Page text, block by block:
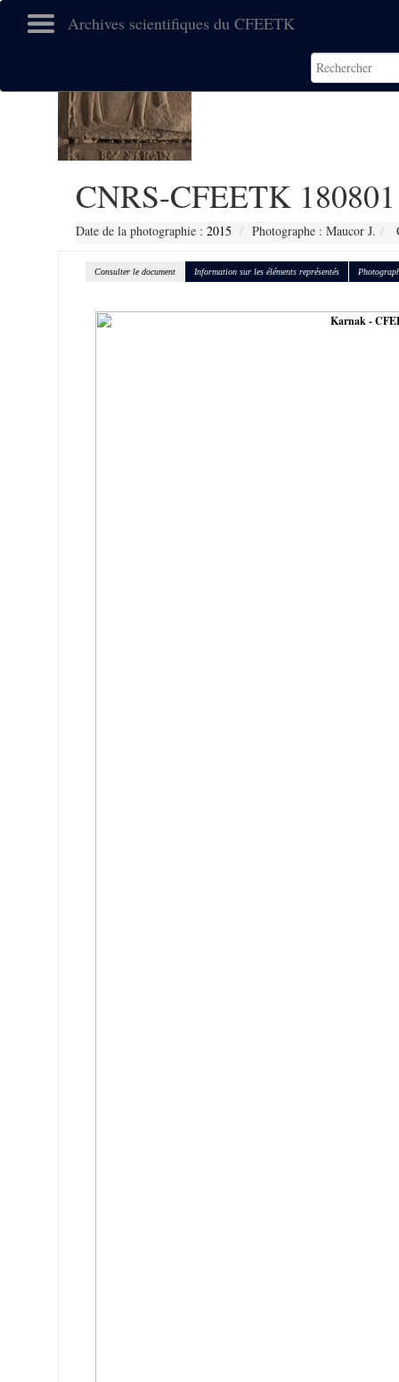
Archives scientifiques du CFEETK
CNRS-CFEETK 180801
Date de la photographie : 2015 Photographe : Maucor J.
Consulter le document Information sur les éléments représentés